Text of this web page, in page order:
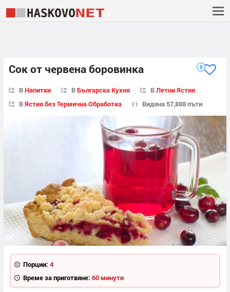
Сок от червена боровинка 0
ВНапитки ВБългарска Кухня ВЛетни Ястия
ВЯстия без Термична Обработка Видяна 57,888 пъти
Порции: 4
Време за приготвяне: 60 минути